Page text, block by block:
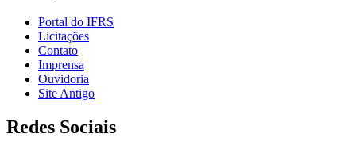
Portal do IFRS
Licitações
Contato
Imprensa
Ouvidoria
Site Antigo
Redes Sociais